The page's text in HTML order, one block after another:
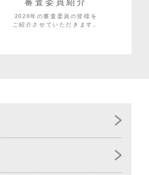
審査委員紹介
2026年の審査委員の皆様を
ご紹介させていただきます。